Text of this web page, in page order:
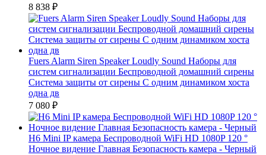
8 838 ₽
Fuers Alarm Siren Speaker Loudly Sound Наборы для
систем сигнализации Беспроводной домашний сирены
Система защиты от сирены С одним динамиком хоста
одна дв
7 080 ₽
H6 Mini IP камера Беспроводной WiFi HD 1080P 120 °
Ночное видение Главная Безопасность камера - Черный